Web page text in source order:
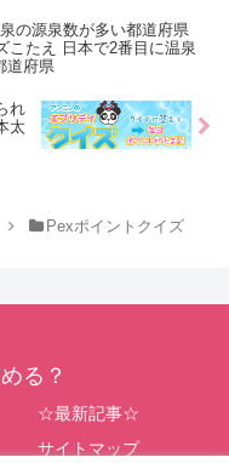
の源泉数が多い都道府県
こたえ 日本で2番目に温泉
道府県
れ
太
Pexポイントクイズ
る？
☆最新記事☆
サイトマップ